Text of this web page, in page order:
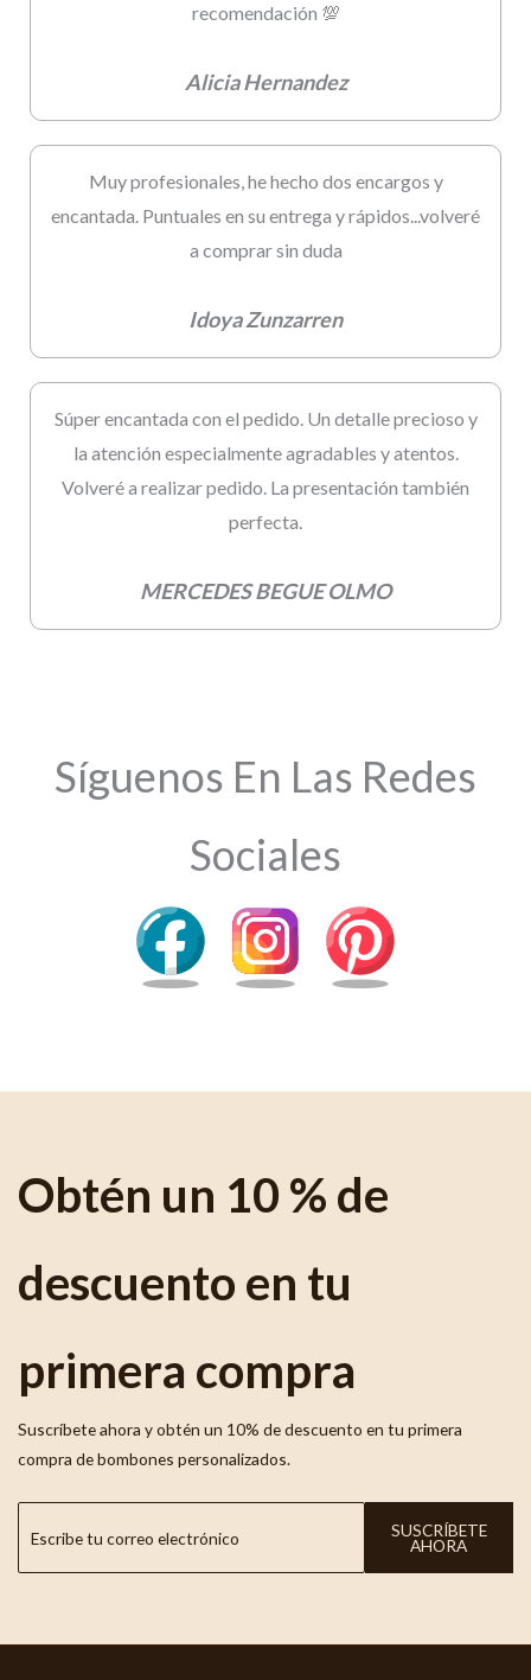
recomendación 💯
Alicia Hernandez
Muy profesionales, he hecho dos encargos y
encantada. Puntuales en su entrega y rápidos...volveré
a comprar sin duda
Idoya Zunzarren
Súper encantada con el pedido. Un detalle precioso y
la atención especialmente agradables y atentos.
Volveré a realizar pedido. La presentación también
perfecta.
MERCEDES BEGUE OLMO
Síguenos En Las Redes
Sociales
Obtén un 10 % de
descuento en tu
primera compra
Suscríbete ahora y obtén un 10% de descuento en tu primera
compra de bombones personalizados.
SUSCRÍBETE
AHORA